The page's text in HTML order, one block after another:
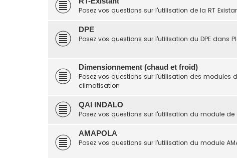
Posez vos questions sur l'utilisation de la RT
DPE
Posez vos questions sur l'utilisation du DPE dans
Dimensionnement (chaud et froid)
Posez vos questions sur l'utilisation des
climatisation
QAI INDALO
Posez vos questions sur l'utilisation du module
AMAPOLA
Posez vos questions sur l'utilisation du module